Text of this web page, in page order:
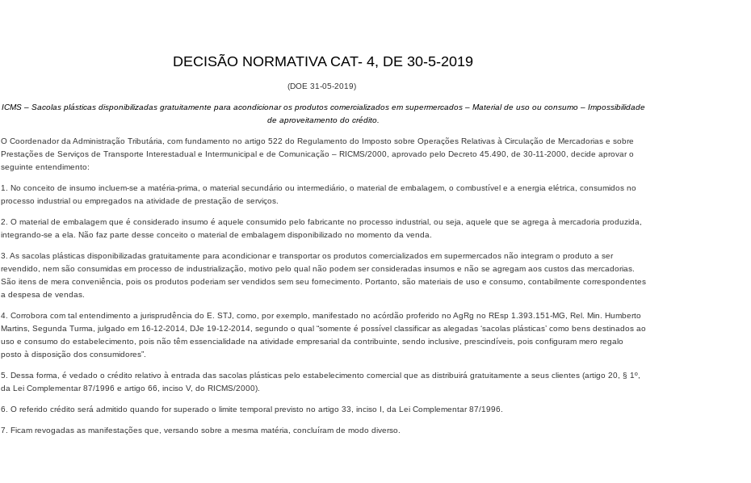
​DECISÃO NORMATIVA CAT- 4, DE 30-5-2019
(DOE 31-05-2019)
ICMS – Sacolas plásticas disponibilizadas gratuitamente para acondicionar os produtos comercializados em supermercados – Material de uso ou consumo – Impossibilidade
de aproveitamento do crédito.
O Coordenador da Administração Tributária, com fundamento no artigo 522 do Regulamento do Imposto sobre Operações Relativas à Circulação de Mercadorias e sobre
Prestações de Serviços de Transporte Interestadual e Intermunicipal e de Comunicação – RICMS/2000, aprovado pelo Decreto 45.490, de 30-11-2000, decide aprovar o
seguinte entendimento:
1. No conceito de insumo incluem-se a matéria-prima, o material secundário ou intermediário, o material de embalagem, o combustível e a energia elétrica, consumidos no
processo industrial ou empregados na atividade de prestação de serviços.
2. O material de embalagem que é considerado insumo é aquele consumido pelo fabricante no processo industrial, ou seja, aquele que se agrega à mercadoria produzida,
integrando-se a ela. Não faz parte desse conceito o material de embalagem disponibilizado no momento da venda.
3. As sacolas plásticas disponibilizadas gratuitamente para acondicionar e transportar os produtos comercializados em supermercados não integram o produto a ser
revendido, nem são consumidas em processo de industrialização, motivo pelo qual não podem ser consideradas insumos e não se agregam aos custos das mercadorias.
São itens de mera conveniência, pois os produtos poderiam ser vendidos sem seu fornecimento. Portanto, são materiais de uso e consumo, contabilmente correspondentes
a despesa de vendas.
4. Corrobora com tal entendimento a jurisprudência do E. STJ, como, por exemplo, manifestado no acórdão proferido no AgRg no REsp 1.393.151-MG, Rel. Min. Humberto
Martins, Segunda Turma, julgado em 16-12-2014, DJe 19-12-2014, segundo o qual “somente é possível classificar as alegadas ‘sacolas plásticas’ como bens destinados ao
uso e consumo do estabelecimento, pois não têm essencialidade na atividade empresarial da contribuinte, sendo inclusive, prescindíveis, pois configuram mero regalo
posto à disposição dos consumidores”.
5. Dessa forma, é vedado o crédito relativo à entrada das sacolas plásticas pelo estabelecimento comercial que as distribuirá gratuitamente a seus clientes (artigo 20, § 1º,
da Lei Complementar 87/1996 e artigo 66, inciso V, do RICMS/2000).
6. O referido crédito será admitido quando for superado o limite temporal previsto no artigo 33, inciso I, da Lei Complementar 87/1996.
7. Ficam revogadas as manifestações que, versando sobre a mesma matéria, concluíram de modo diverso.